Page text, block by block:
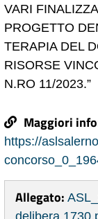
VARI
PROGETTO
TERAPIA DEL
RISORSE
N.RO 11/2023.”
Maggiori
https://
Allegato:
delibera